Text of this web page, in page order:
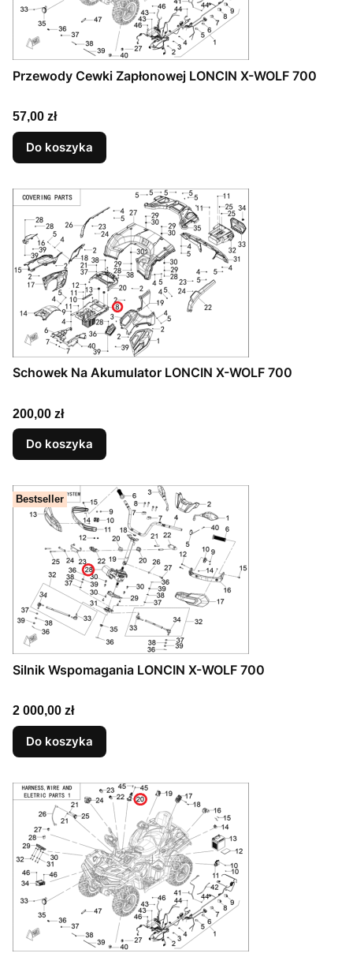
Przewody Cewki Zapłonowej LONCIN X-WOLF 700
Cena
57,00 zł
Do koszyka
Schowek Na Akumulator LONCIN X-WOLF 700
Cena
200,00 zł
Do koszyka
Bestseller
Silnik Wspomagania LONCIN X-WOLF 700
Cena
2 000,00 zł
Do koszyka